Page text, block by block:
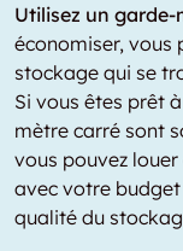
Utilisez un garde-
économiser, vous
stockage qui se
Si vous êtes prêt
mètre carré sont
vous pouvez
avec votre
qualité du